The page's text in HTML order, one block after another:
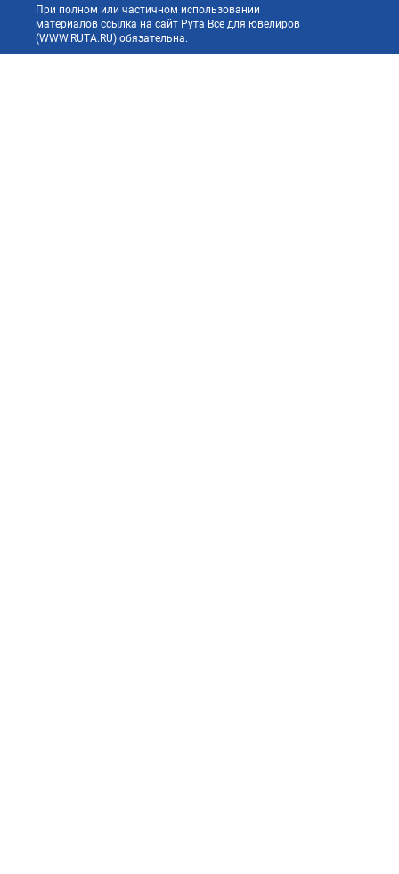
При полном или частичном использовании
материалов ссылка на сайт Рута Все для ювелиров
(WWW.RUTA.RU) обязательна.